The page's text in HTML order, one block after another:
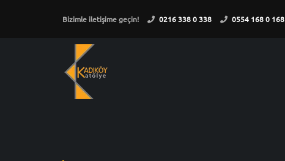
Bizimle iletişime geçin! 0216 338 0 338 0554 168 0 168